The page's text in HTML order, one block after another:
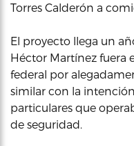
Torres Calderón a
El proyecto llega un
Héctor Martínez fuera
federal por
similar con la
particulares que
de seguridad.